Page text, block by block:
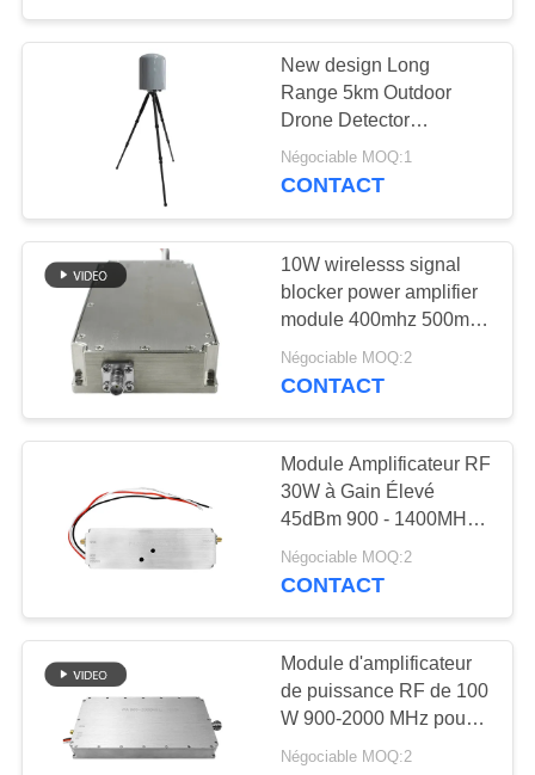
Amplificateur
unidirectionnel
15
amplificateur
bidirectionnel
12
Détecteur de
signaux de drone
New design Long
Range 5km Outdoor
Drone Detector
7006300MHz With
360Degree Detection
Négociable MOQ:1
CONTACT
10W wirelesss signal
blocker power amplifier
module 400mhz 500mhz
50mhz-7200mhz
Négociable MOQ:2
CONTACT
Module Amplificateur RF
30W à Gain Élevé
45dBm 900 - 1400MHz
Pour Brouilleur de
Signal de Drone et
Négociable MOQ:2
CONTACT
Module d'amplificateur
de puissance RF de 100
W 900-2000 MHz pour
les systèmes anti-drones
Négociable MOQ:2